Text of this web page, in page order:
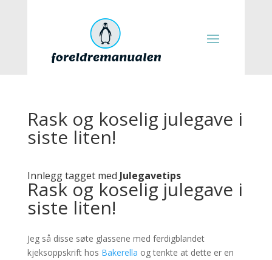
Rask og koselig julegave i
siste liten!
Innlegg tagget med Julegavetips
Rask og koselig julegave i
siste liten!
Jeg så disse søte glassene med ferdigblandet
kjeksoppskrift hos Bakerella og tenkte at dette er en